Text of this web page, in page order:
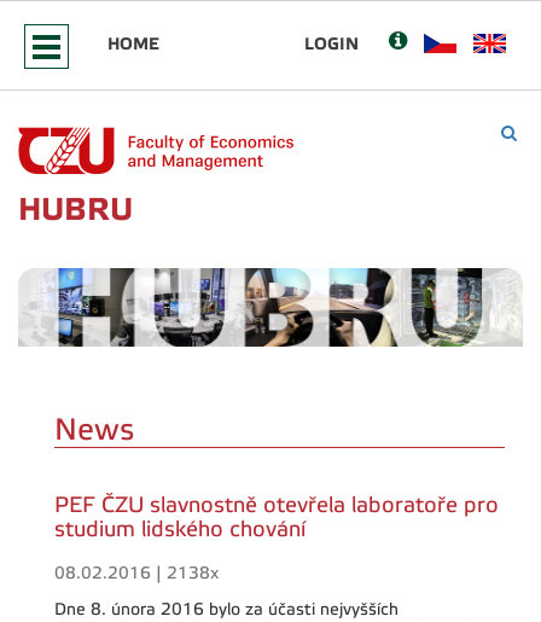
HOME LOGIN
HUBRU
News
PEF ČZU slavnostně otevřela laboratoře pro
studium lidského chování
08.02.2016 | 2138x
Dne 8. února 2016 bylo za účasti nejvyšších